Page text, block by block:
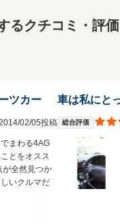
るクチコミ・評価
ツカー
02/05投稿
まわる4AG
とをオスス
が全然見つか
いクルマだ
総合評価